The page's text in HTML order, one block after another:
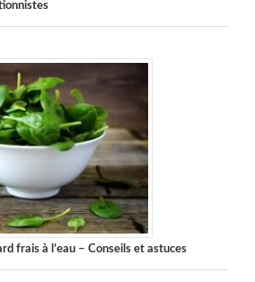
frais à l’eau – Conseils et astuces